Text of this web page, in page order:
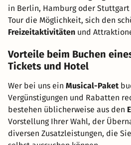
in Berlin, Hamburg oder
Tour die Möglichkeit, sich den
Freizeitaktivitäten und
Vorteile beim Buchen
Tickets und Hotel
Wer bei uns ein Musical-Paket
Vergünstigungen und Rabatten
bestehen üblicherweise aus den
Vorstellung Ihrer Wahl, der
diversen Zusatzleistungen, die